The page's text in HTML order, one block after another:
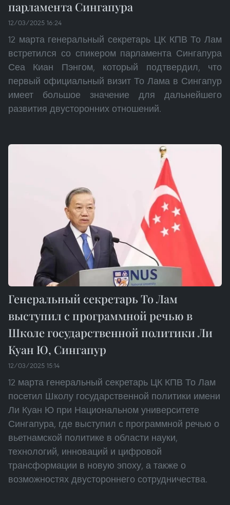
парламента Сингапура
12/03/2025 16:24
12 марта генеральный секретарь ЦК КПВ То Лам
встретился со спикером парламента Сингапура
Сеа Киан Пэнгом, который подтвердил, что
первый официальный визит То Лама в Сингапур
имеет большое значение для дальнейшего
развития двусторонних отношений.
Генеральный секретарь То Лам
выступил с программной речью в
Школе государственной политики Ли
Куан Ю, Сингапур
12/03/2025 15:14
12 марта генеральный секретарь ЦК КПВ То Лам
посетил Школу государственной политики имени
Ли Куан Ю при Национальном университете
Сингапура, где выступил с программной речью о
вьетнамской политике в области науки,
технологий, инноваций и цифровой
трансформации в новую эпоху, а также о
возможностях двустороннего сотрудничества.